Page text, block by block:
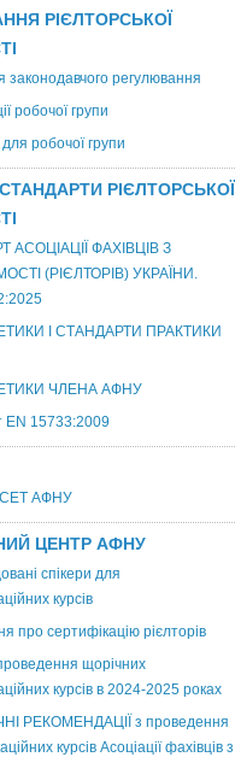
РІЄЛТОРСЬКОЇ
законодавчого регулювання
робочої групи
робочої групи
РІЄЛТОРСЬКОЇ
АСОЦІАЦІЇ ФАХІВЦІВ З
(РІЄЛТОРІВ) УКРАЇНИ.
І СТАНДАРТИ ПРАКТИКИ
ЧЛЕНА АФНУ
EN 15733:2009
СЕТ АФНУ
ЦЕНТР АФНУ
спікери для
курсів
про сертифікацію рієлторів
щорічних
курсів в 2024-2025 роках
РЕКОМЕНДАЦІЇ з проведення
курсів Асоціації фахівців з